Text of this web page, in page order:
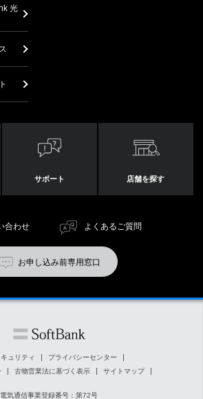
光
サポート 店舗を探す
合わせ よくあるご質問
お申し込み前専用窓口
ュリティ
プライバシーセンター
古物営業法に基づく表示 サイトマップ
電気通信事業登録番号：第72号